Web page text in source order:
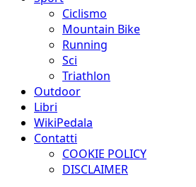
Ciclismo
Mountain Bike
Running
Sci
Triathlon
Outdoor
Libri
WikiPedala
Contatti
COOKIE POLICY
DISCLAIMER